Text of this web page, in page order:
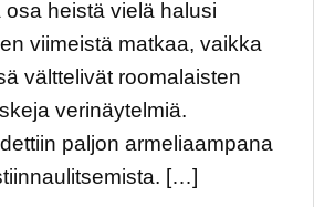
heistä vielä halusi
viimeistä matkaa, vaikka
välttelivät roomalaisten
verinäytelmiä.
paljon armeliaampana
[…]